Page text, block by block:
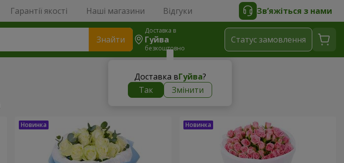
Гарантії якості Наші магазини Відгуки Зв’яжіться з нами
Знайти
Доставка в
Гуйва
безкоштовно
Доставка вГуйва?
Так
Змінити
Статус замовлення